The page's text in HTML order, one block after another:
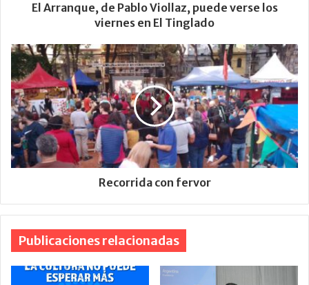
El Arranque, de Pablo Viollaz, puede verse los
viernes en El Tinglado
Recorrida con fervor
Publicaciones relacionadas